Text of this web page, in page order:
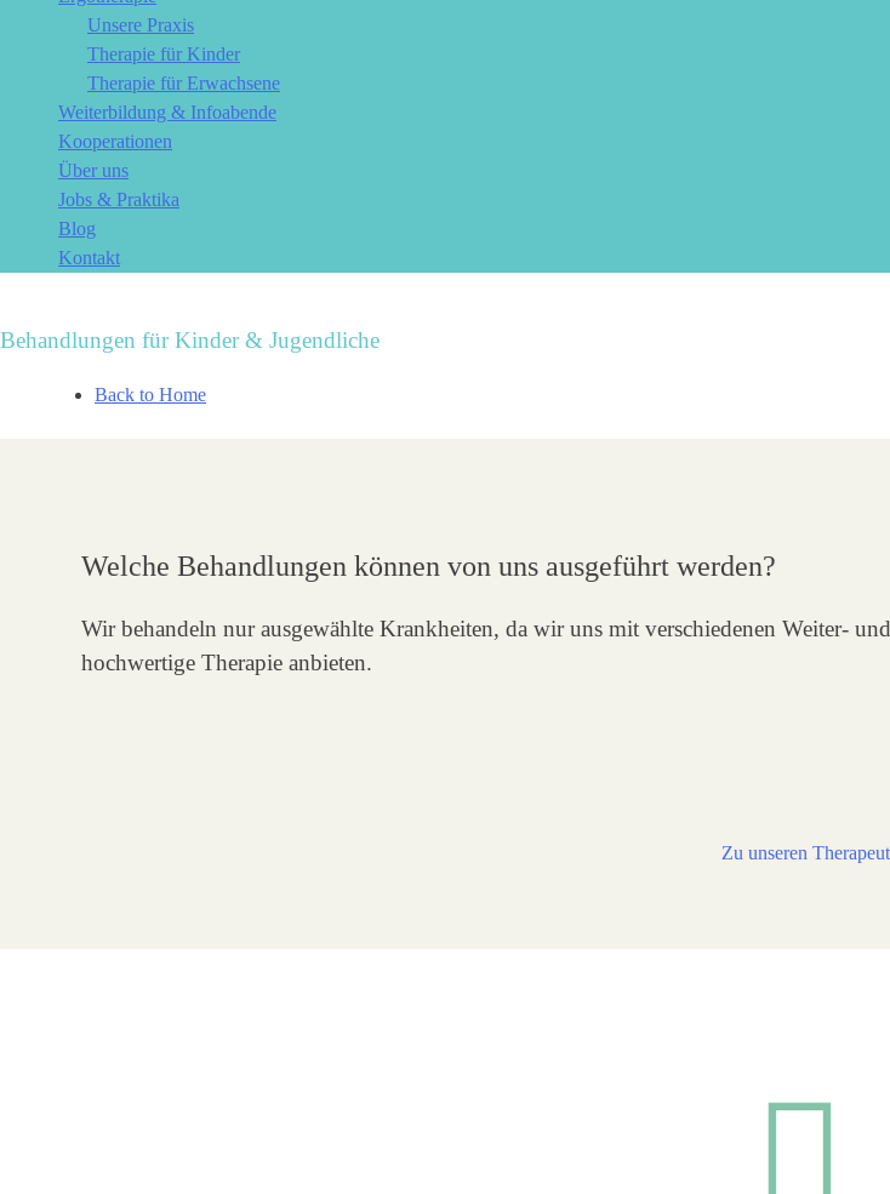
Unsere Praxis
Therapie für Kinder
Therapie für Erwachsene
Weiterbildung & Infoabende
Kooperationen
Über uns
Jobs & Praktika
Blog
Kontakt
Behandlungen für Kinder & Jugendliche
Back to Home
Welche Behandlungen können von uns ausgeführt werden?
Wir behandeln nur ausgewählte Krankheiten, da wir uns mit verschiedenen Weiter-
hochwertige Therapie anbieten.
Zu unseren